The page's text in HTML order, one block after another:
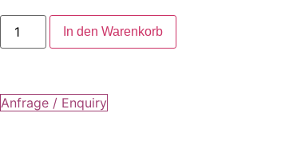
In den Warenkorb
Anfrage / Enquiry